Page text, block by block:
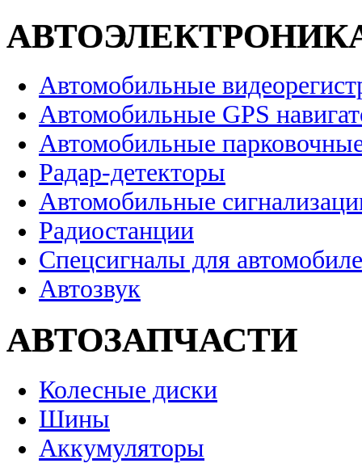
Автомобильные
Автомобильные GPS
Автомобильные
Радар-детекторы
Автомобильные
Радиостанции
Спецсигналы для
Автозвук
АВТОЗАПЧАСТИ
Колесные диски
Шины
Аккумуляторы